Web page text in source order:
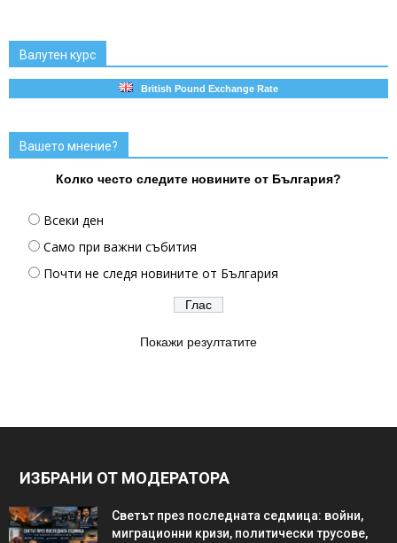
Валутен курс
British Pound Exchange Rate
Вашето мнение?
Колко често следите новините от България?
Всеки ден
Само при важни събития
Почти не следя новините от България
Покажи резултатите
ИЗБРАНИ ОТ МОДЕРАТОРА
Светът през последната седмица: войни,
миграционни кризи, политически трусове,